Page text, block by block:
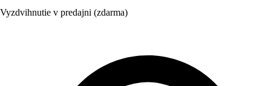
Vyzdvihnutie v predajni (zdarma)